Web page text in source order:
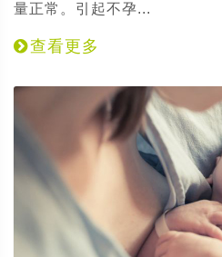
量正常。引起不孕...
查看更多